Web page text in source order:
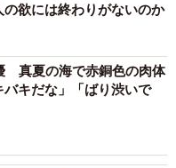
欲には終わりがないのか
真夏の海で赤銅色の肉体
キだな」「ばり渋いで